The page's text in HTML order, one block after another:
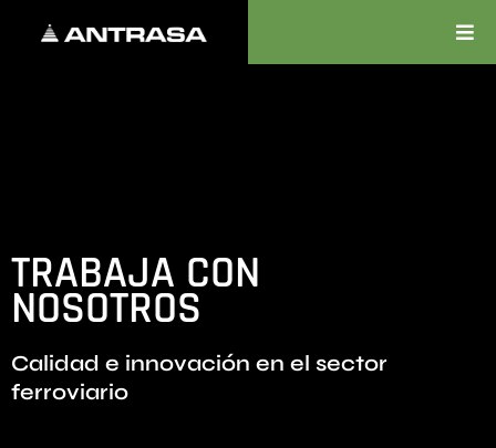
TRABAJA CON
NOSOTROS
Calidad e innovación en el sector
ferroviario